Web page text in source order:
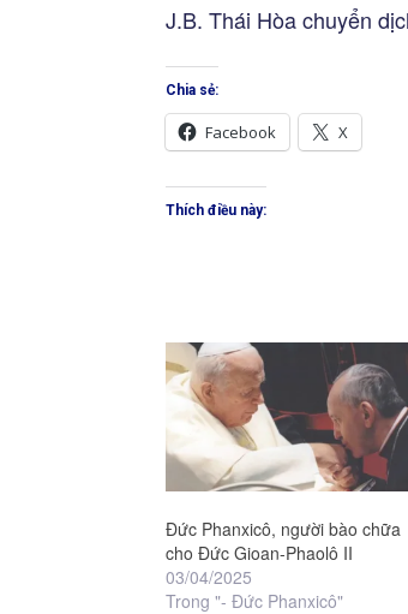
J.B. Thái Hòa chuyển
Chia sẻ:
Facebook X
Thích điều này:
Đức Phanxicô, người bào chữa
cho Đức Gioan-Phaolô II
03/04/2025
Trong "- Đức Phanxicô"